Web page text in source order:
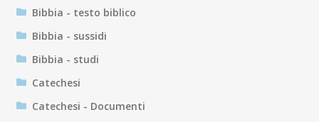
Bibbia - testo biblico
Bibbia - sussidi
Bibbia - studi
Catechesi
Catechesi - Documenti